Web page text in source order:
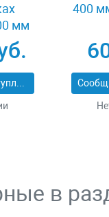
мм
60
Сообщить о поступлении
400
в